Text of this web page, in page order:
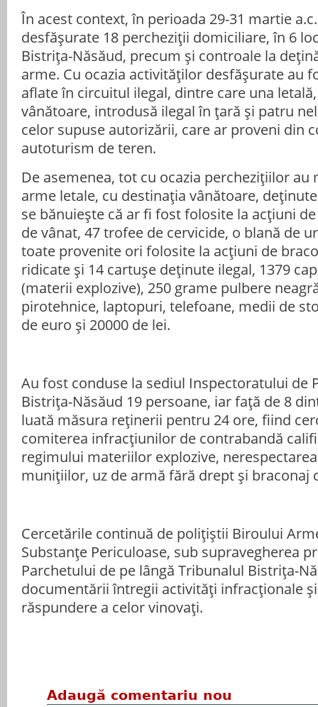
În acest context, în perioada 29-31 martie
desfășurate 18 percheziții domiciliare, în 6
Bistrița-Năsăud, precum și controale la
arme. Cu ocazia activităților desfășurate au
aflate în circuitul ilegal, dintre care una
vânătoare, introdusă ilegal în țară și patru
celor supuse autorizării, care ar proveni din
autoturism de teren.
De asemenea, tot cu ocazia perchezițiilor au
arme letale, cu destinația vânătoare,
se bănuiește că ar fi fost folosite la acțiuni
de vânat, 47 trofee de cervicide, o blană de
toate provenite ori folosite la acțiuni de
ridicate și 14 cartușe deținute ilegal, 1379
(materii explozive), 250 grame pulbere
pirotehnice, laptopuri, telefoane, medii de
de euro și 20000 de lei.
Au fost conduse la sediul Inspectoratului de
Bistrița-Năsăud 19 persoane, iar față de 8
luată măsura reținerii pentru 24 ore, fiind
comiterea infracțiunilor de contrabandă
regimului materiilor explozive,
munițiilor, uz de armă fără drept și braconaj
Cercetările continuă de polițiștii Biroului
Substanțe Periculoase, sub supravegherea
Parchetului de pe lângă Tribunalul Bistrița-
documentării întregii activități infracționale
răspundere a celor vinovați.
Adaugă comentariu nou